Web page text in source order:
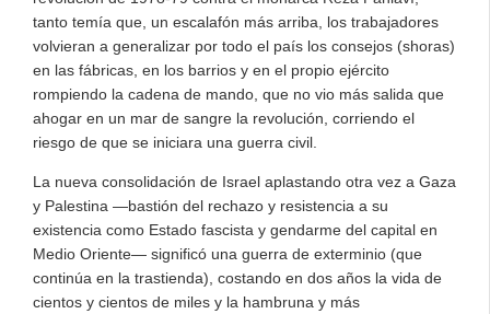
tanto temía que, un escalafón más arriba, los trabajadores
volvieran a generalizar por todo el país los consejos (shoras)
en las fábricas, en los barrios y en el propio ejército
rompiendo la cadena de mando, que no vio más salida que
ahogar en un mar de sangre la revolución, corriendo el
riesgo de que se iniciara una guerra civil.
La nueva consolidación de Israel aplastando otra vez a Gaza
y Palestina —bastión del rechazo y resistencia a su
existencia como Estado fascista y gendarme del capital en
Medio Oriente— significó una guerra de exterminio (que
continúa en la trastienda), costando en dos años la vida de
cientos y cientos de miles y la hambruna y más